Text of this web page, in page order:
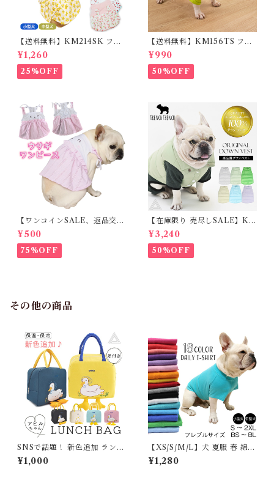
【送料無料】KM214SK フレ
ブル 女の子 スカート ワンピー
ス夏 フリル 犬服 ドックウェア
¥1,260
25%OFF
【送料無料】KM156TS フレ
ブル Tシャツ フレンチブルド
ック レモン柄 犬服 ドックウェ
ア
¥990
50%OFF
【ワンコインSALE、返品交換
不可】KM171SK フレンチブ
ルドック 犬服 女の子 ピンク
スカート
¥500
75%OFF
【在庫限り 売尽しSALE】K
M952Tダウンベスト 100%ダ
ウン・フェザー 犬 犬服 ダウン
ジャケット ベスト フレンチブ
ルドッグ 冬服 極暖 暖かい 可
¥3,240
50%OFF
その他の商品
SNSで話題！ 新色追加 ランチ
バッグ ランチトート 保冷バッ
グ 保温バッグ 保冷 おしゃれ
¥1,000
【XS/S/M/L】犬 夏服 春 綿10
0％ Tシャツ 小型犬 中型犬 大
型犬 フレンチブルドッグ 無地
¥1,280